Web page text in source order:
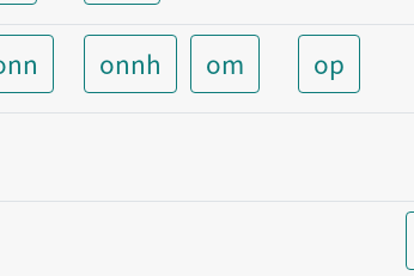
onnh om op